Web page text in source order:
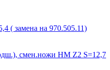
( замена на 970.505.11)
смен.ножи HM Z2 S=12,7